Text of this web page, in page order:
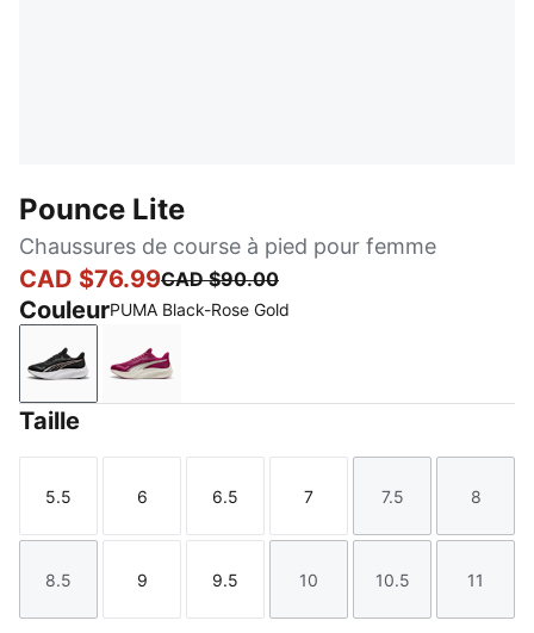
Pounce Lite
Chaussures de course à pied pour femme
CAD $76.99CAD $90.00
CouleurPUMA Black-Rose Gold
PUMA Black-Rose Gold
Berry-PUMA Gold
Taille
Taille
5.5
Taille
6
Taille
6.5
Taille
7
Taille
7.5
Taille
8
Taille
8.5
Taille
9
Taille
9.5
Taille
10
Taille
10.5
Taille
11